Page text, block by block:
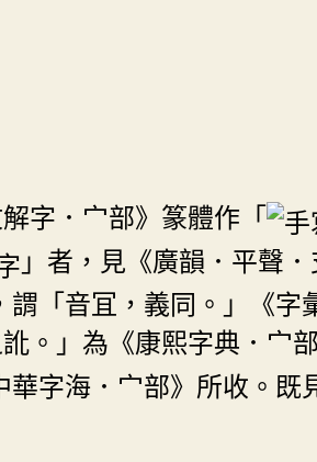
字．宀部》篆體作「
」者，見《廣韻．平聲
「音冝，義同。」《字
。」為《康熙字典．宀
字海．宀部》所收。既